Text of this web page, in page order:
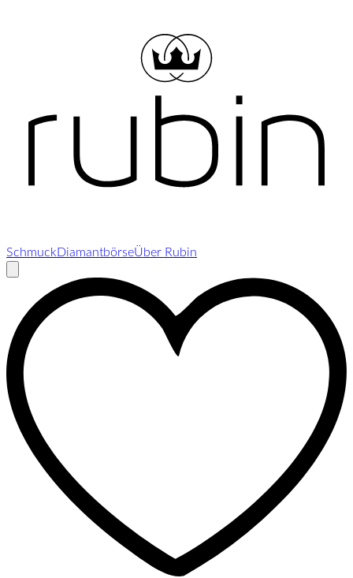
SchmuckDiamantbörseÜber Rubin